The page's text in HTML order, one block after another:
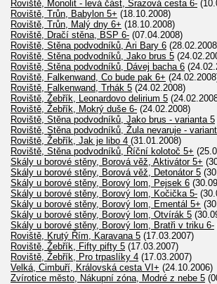
Roviště, Monolit - levá část, Srazová cesta 6-
Roviště, Trůn, Babylon 5+ (18.10.2008)
Roviště, Trůn, Malý dny 6+ (18.10.2008)
Roviště, Dračí stěna, BSP 6- (07.04.2008)
Roviště, Stěna podvodníků, Ari Bary 6
Roviště, Stěna podvodníků, Jako brus 5
Roviště, Stěna podvodníků, Dávej bacha 6
Roviště, Falkenwand, Co bude pak 6+
Roviště, Falkenwand, Trhák 5 (24.02.2008)
Roviště, Žebřík, Leonardovo delirium 5
Roviště, Žebřík, Mokrý duše 6- (24.02.2008)
Roviště, Stěna podvodníků, Jako brus - varianta 5
Roviště, Stěna podvodníků, Žula nevaruje -
Roviště, Žebřík, Jak je libo 4 (31.01.2008)
Roviště, Stěna podvodníků, Říční kolotoč 5+
Skály u borové stěny, Borová věž, Aktivátor 5+
Skály u borové stěny, Borová věž, Detonátor 5
Skály u borové stěny, Borový lom, Pejsek 6
Skály u borové stěny, Borový lom, Kočička 5-
Skály u borové stěny, Borový lom, Ementál 5+
Skály u borové stěny, Borový lom, Otvírák 5
Skály u borové stěny, Borový lom, Bratři v triku 6-
Roviště, Krutý Řím, Karavana 5 (17.03.2007)
Roviště, Žebřík, Fifty pifty 5 (17.03.2007)
Roviště, Žebřík, Pro trpaslíky 4 (17.03.2007)
Velká, Cimbuří, Královská cesta VI+ (24.10.2006)
Zvírotice město, Nákupní zóna, Modré z nebe 5